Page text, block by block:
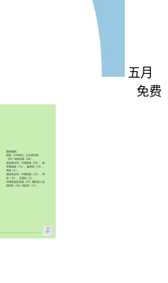
五月
免费